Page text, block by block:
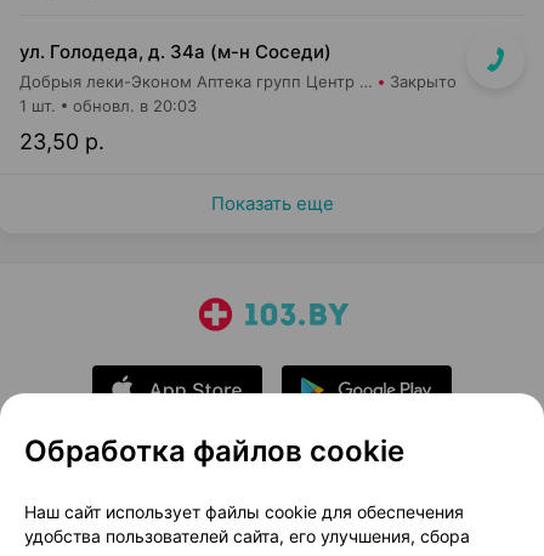
ул. Голодеда, д. 34а (м-н Соседи)
Добрыя леки-Эконом Аптека групп Центр ООО Аптека №81 Закрыто
23,50 р.
1 шт. обновл. в 20:03
Показать еще
О проекте
Новости проекта
Размещение рекламы
Медицинский маркетинг
Обработка файлов cookie
Наш сайт использует файлы cookie для обеспечения
удобства пользователей сайта, его улучшения, сбора